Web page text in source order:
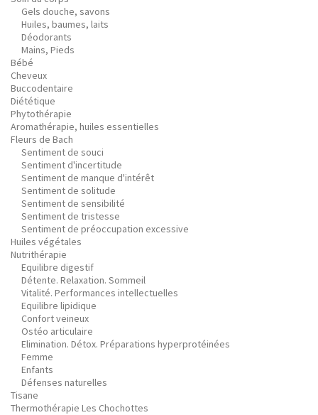
Gels douche, savons
Huiles, baumes, laits
Déodorants
Mains, Pieds
Bébé
Cheveux
Buccodentaire
Diététique
Phytothérapie
Aromathérapie, huiles essentielles
Fleurs de Bach
Sentiment de souci
Sentiment d'incertitude
Sentiment de manque d'intérêt
Sentiment de solitude
Sentiment de sensibilité
Sentiment de tristesse
Sentiment de préoccupation excessive
Huiles végétales
Nutrithérapie
Equilibre digestif
Détente. Relaxation. Sommeil
Vitalité. Performances intellectuelles
Equilibre lipidique
Confort veineux
Ostéo articulaire
Elimination. Détox. Préparations hyperprotéinées
Femme
Enfants
Défenses naturelles
Tisane
Thermothérapie Les Chochottes